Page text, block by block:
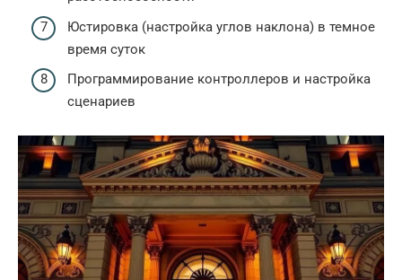
Юстировка (настройка углов наклона) в темное
время суток
Программирование контроллеров и настройка
сценариев